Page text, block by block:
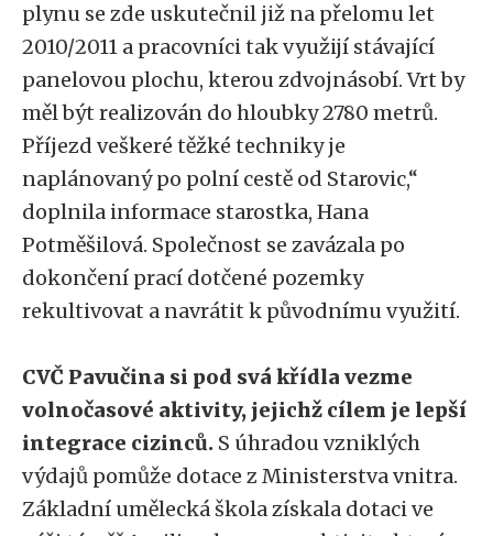
plynu se zde uskutečnil již na přelomu let
2010/2011 a pracovníci tak využijí stávající
panelovou plochu, kterou zdvojnásobí. Vrt by
měl být realizován do hloubky 2780 metrů.
Příjezd veškeré těžké techniky je
naplánovaný po polní cestě od Starovic,“
doplnila informace starostka, Hana
Potměšilová. Společnost se zavázala po
dokončení prací dotčené pozemky
rekultivovat a navrátit k původnímu využití.
CVČ Pavučina si pod svá křídla vezme
volnočasové aktivity, jejichž cílem je lepší
integrace cizinců. S úhradou vzniklých
výdajů pomůže dotace z Ministerstva vnitra.
Základní umělecká škola získala dotaci ve